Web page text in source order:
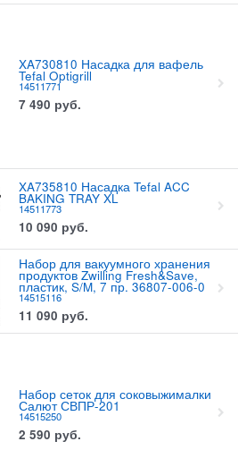
XA730810 Насадка для вафель
Tefal Optigrill
14511771
7 490 руб.
XA735810 Насадка Tefal ACC
BAKING TRAY XL
14511773
10 090 руб.
Набор для вакуумного хранения
продуктов Zwilling Fresh&Save,
пластик, S/M, 7 пр. 36807-006-0
14515116
11 090 руб.
Набор сеток для соковыжималки
Салют СВПР-201
14515250
2 590 руб.